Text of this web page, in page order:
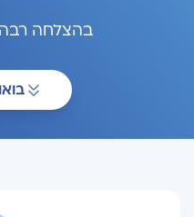
בהצלחה